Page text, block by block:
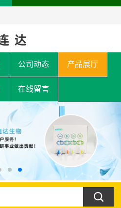
公司动态 产品展厅
在线留言